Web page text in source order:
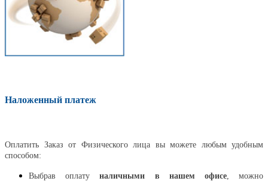
Наложенный платеж
Оплатить Заказ от Физического лица вы можете любым удобным
способом:
Выбрав оплатуналичными в нашем офисе, можно